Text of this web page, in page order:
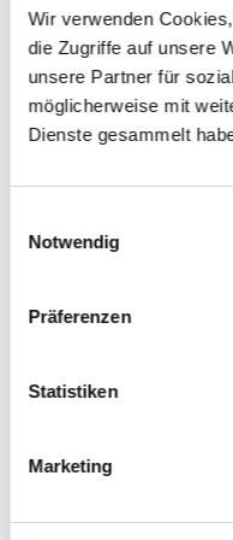
Wir verwenden
die Zugriffe auf unsere
unsere Partner für
möglicherweise mit
Dienste gesammelt
Notwendig
Präferenzen
Statistiken
Marketing
Copyright (c) Junge